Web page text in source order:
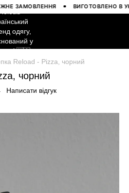
ЗАМОВЛЕННЯ ВИГОТОВЛЕНО В
Reload - Pizza, чорний
чорний
Написати відгук